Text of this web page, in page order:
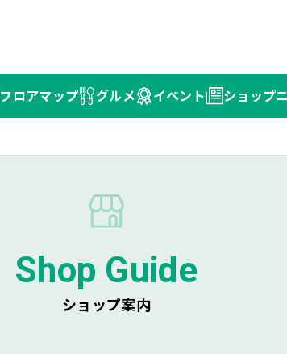
フロアマップ グルメ イベント ショップ
Shop Guide
ショップ案内